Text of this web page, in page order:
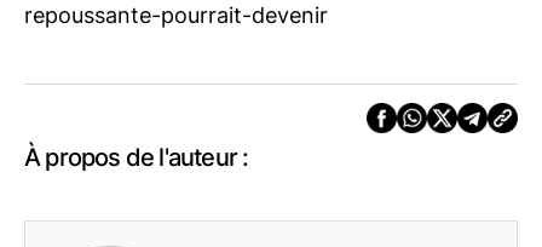
repoussante-pourrait-devenir
À propos de l'auteur :